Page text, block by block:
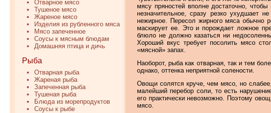
Отварное мясо
Тушеное мясо
Жареное мясо
Изделия из рубленного мяса
Мясо запеченное
Соусы к мясным блюдам
Домашняя птица и дичь
Рыба
Отварная рыба
Жареная рыба
Запеченная рыба
Тушеная рыба
Блюда из морепродуктов
Соусы к рыбе
мясу пряностей вполне достаточно,
незначительное, сразу резко ухудшает
нежирное. Пересол жирного мяса обычно
маскирует ее. Это и порождает ложное
блюло не должно казаться ни
Хороший вкус требует посолить мясо
«мясной» запах.
Наоборот, рыба как отварная, так и тем
однако, оттенка неприятной солености.
Овощи солятся круче, чем мясо, но
малейший перебор соли, то есть
его практически невозможно. Поэтому
мясо.